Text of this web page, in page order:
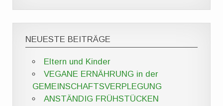
NEUESTE BEITRÄGE
Eltern und Kinder
VEGANE ERNÄHRUNG in der
GEMEINSCHAFTSVERPLEGUNG
ANSTÄNDIG FRÜHSTÜCKEN